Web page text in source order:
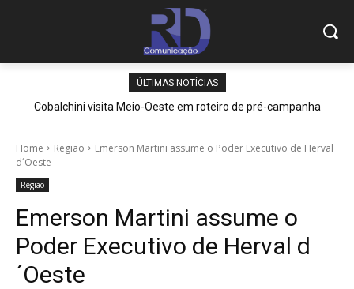
ÚLTIMAS NOTÍCIAS
Cobalchini visita Meio-Oeste em roteiro de pré-campanha
Home Região
Emerson Martini assume o Poder Executivo de Herval
d´Oeste
Região
Emerson Martini assume o
Poder Executivo de Herval d
´Oeste